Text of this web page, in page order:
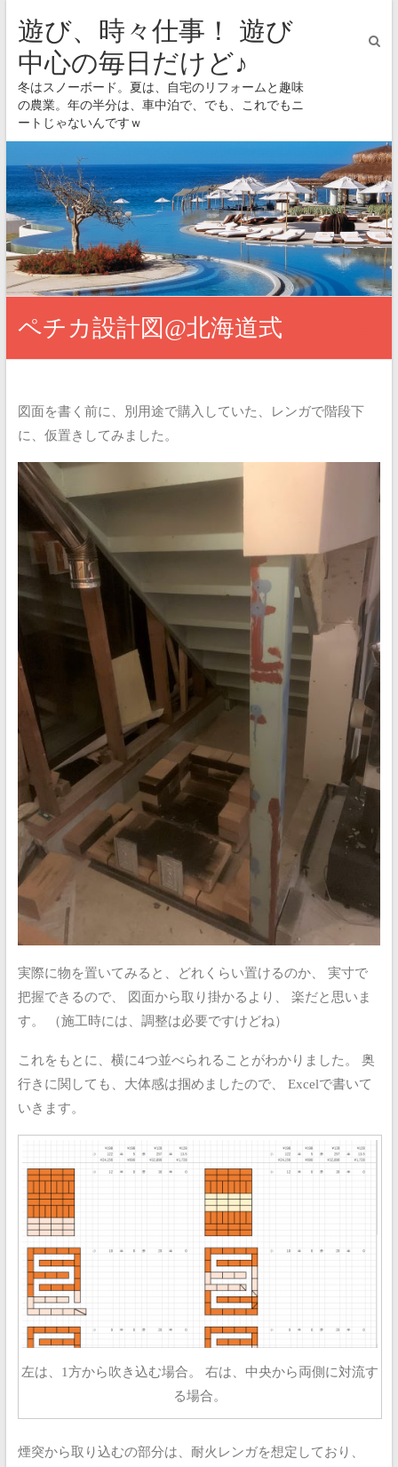
遊び、時々仕事！ 遊び
中心の毎日だけど♪
冬はスノーボード。夏は、自宅のリフォームと趣味
の農業。年の半分は、車中泊で、でも、これでもニ
ートじゃないんですｗ
ペチカ設計図@北海道式
図面を書く前に、別用途で購入していた、レンガで階段下
に、仮置きしてみました。
実際に物を置いてみると、どれくらい置けるのか、
実寸で
把握できるので、
図面から取り掛かるより、 楽だと思いま
す。
（施工時には、調整は必要ですけどね）
これをもとに、横に4つ並べられることがわかりました。
奥
行きに関しても、大体感は掴めましたので、
Excelで書いて
いきます。
左は、1方から吹き込む場合。 右は、中央から両側に対流す
る場合。
煙突から取り込むの部分は、耐火レンガを想定しており、